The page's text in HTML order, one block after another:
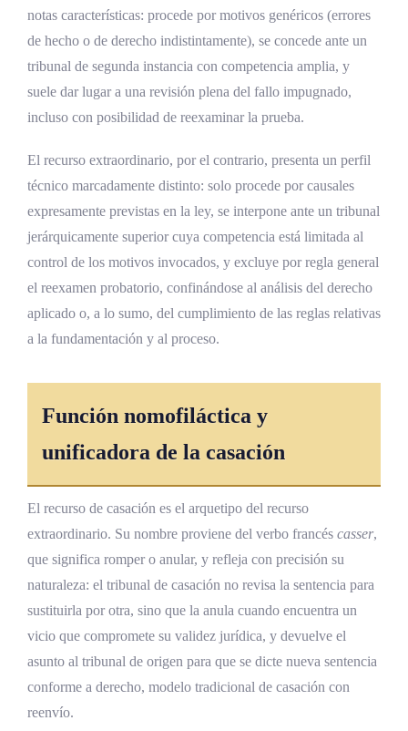
Audiencias virtuales e inmediación
Inteligencia artificial y análisis predictivo
Acceso público a la jurisprudencia
Preguntas frecuentes sobre los Recursos de
¿Cuál es la diferencia entre un recurso
ordinario y un recurso extraordinario?
¿Qué Sala conoce del recurso de casación
según la materia?
¿Es la casación una tercera instancia?
¿Cuándo procede el recurso de revisión de
sentencia firme?
¿Qué impacto tuvo el caso Herrera Ulloa vs.
¿Cuál es la función nomofiláctica de la
casación?
¿Qué leyes regulan actualmente los recursos
extraordinarios?
¿Puede la revisión empeorar la situación del
condenado?
¿Qué requisitos técnicos debe cumplir un
notas características: procede por motivos genéricos (errores
de hecho o de derecho indistintamente), se concede ante un
tribunal de segunda instancia con competencia amplia, y
suele dar lugar a una revisión plena del fallo impugnado,
incluso con posibilidad de reexaminar la prueba.
El recurso extraordinario, por el contrario, presenta un perfil
técnico marcadamente distinto: solo procede por causales
expresamente previstas en la ley, se interpone ante un tribunal
jerárquicamente superior cuya competencia está limitada al
control de los motivos invocados, y excluye por regla general
el reexamen probatorio, confinándose al análisis del derecho
aplicado o, a lo sumo, del cumplimiento de las reglas relativas
a la fundamentación y al proceso.
Función nomofiláctica y
unificadora de la casación
El recurso de casación es el arquetipo del recurso
extraordinario. Su nombre proviene del verbo francés casser,
que significa romper o anular, y refleja con precisión su
naturaleza: el tribunal de casación no revisa la sentencia para
sustituirla por otra, sino que la anula cuando encuentra un
vicio que compromete su validez jurídica, y devuelve el
asunto al tribunal de origen para que se dicte nueva sentencia
conforme a derecho, modelo tradicional de casación con
reenvío.